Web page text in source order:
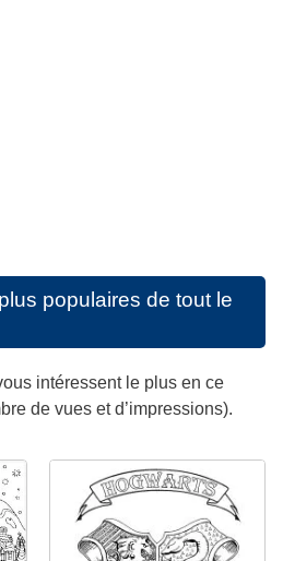
populaires de tout le
intéressent le plus en ce
de vues et d’impressions).